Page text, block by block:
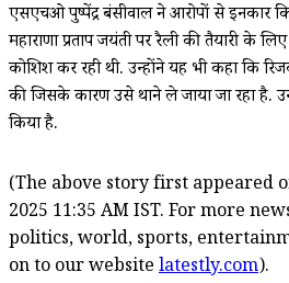
एसएचओ पुष्पेंद्र बंसीवाल ने आरोपों से इनकार
महाराणा प्रताप जयंती पर रैली की तैयारी के
कोशिश कर रही थी. उन्होंने यह भी कहा कि
की जिसके कारण उसे थाने ले जाया जा रहा है.
किया है.
(The above story first appeared
2025 11:35 AM IST. For more
politics, world, sports,
on to our website latestly.com).